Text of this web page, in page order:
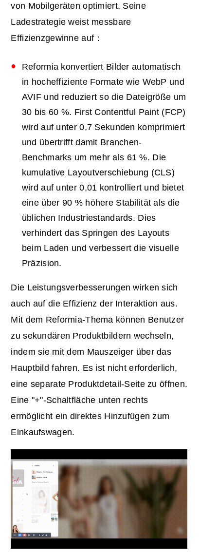
von Mobilgeräten optimiert. Seine
Ladestrategie weist messbare
Effizienzgewinne auf：
Reformia konvertiert Bilder automatisch
in hocheffiziente Formate wie WebP und
AVIF und reduziert so die Dateigröße um
30 bis 60 %. First Contentful Paint (FCP)
wird auf unter 0,7 Sekunden komprimiert
und übertrifft damit Branchen-
Benchmarks um mehr als 61 %. Die
kumulative Layoutverschiebung (CLS)
wird auf unter 0,01 kontrolliert und bietet
eine über 90 % höhere Stabilität als die
üblichen Industriestandards. Dies
verhindert das Springen des Layouts
beim Laden und verbessert die visuelle
Präzision.
Die Leistungsverbesserungen wirken sich
auch auf die Effizienz der Interaktion aus.
Mit dem Reformia-Thema können Benutzer
zu sekundären Produktbildern wechseln,
indem sie mit dem Mauszeiger über das
Hauptbild fahren. Es ist nicht erforderlich,
eine separate Produktdetail-Seite zu öffnen.
Eine "+"-Schaltfläche unten rechts
ermöglicht ein direktes Hinzufügen zum
Einkaufswagen.